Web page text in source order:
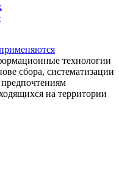
технологии
сбора, систематизации
на территории